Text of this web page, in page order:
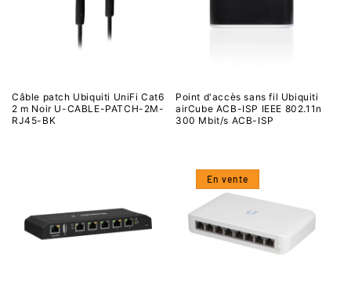
Câble patch Ubiquiti UniFi Cat6
2 m Noir U-CABLE-PATCH-2M-
RJ45-BK
Point d'accès sans fil Ubiquiti
airCube ACB-ISP IEEE 802.11n
300 Mbit/s ACB-ISP
En vente